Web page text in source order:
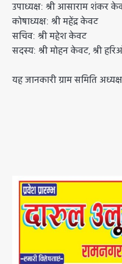
उपाध्यक्ष: श्री आसाराम शंकर
कोषाध्यक्ष: श्री महेंद्र केवट
सचिव: श्री महेश केवट
सदस्य: श्री मोहन केवट, श्री
यह जानकारी ग्राम समिति